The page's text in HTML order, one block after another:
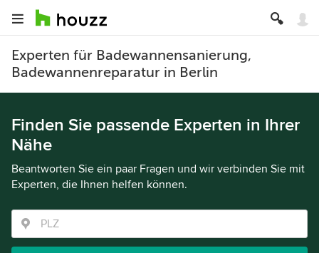
Experten für Badewannensanierung,
Badewannenreparatur in Berlin
Finden Sie passende Experten in Ihrer
Nähe
Beantworten Sie ein paar Fragen und wir verbinden Sie mit
Experten, die Ihnen helfen können.